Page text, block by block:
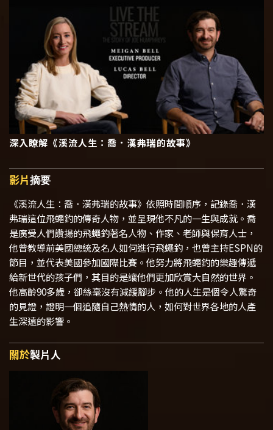
深入瞭解《溪流人生：喬．漢弗瑞的故事》
影片摘要
《溪流人生：喬．漢弗瑞的故事》依照時間順序，記錄喬．漢
弗瑞這位飛蠅釣的傳奇人物，並呈現他不凡的一生與成就。喬
是廣受人們讚揚的飛蠅釣著名人物、作家、老師與保育人士，
他曾教導前美國總統及名人如何進行飛蠅釣，也曾主持ESPN的
節目，並代表美國參加國際比賽。他努力將飛蠅釣的樂趣傳遞
給新世代的孩子們，其目的是讓他們更加欣賞大自然的世界。
他高齡90多歲，卻絲毫沒有減緩腳步。他的人生是個令人驚奇
的見證，證明一個追隨自己熱情的人，如何對世界各地的人產
生深遠的影響。
關於製片人